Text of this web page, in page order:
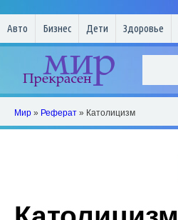
Авто Бизнес Дети Здоровье
Мир » Реферат » Католицизм